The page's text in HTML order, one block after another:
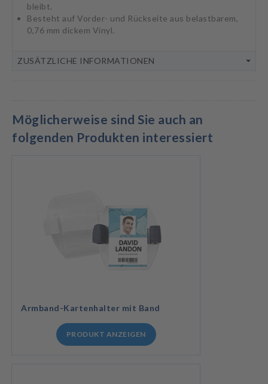
bleibt.
Besteht auf Vorder- und Rückseite aus belastbarem,
0,76 mm dickem Vinyl.
ZUSÄTZLICHE INFORMATIONEN
Möglicherweise sind Sie auch an
folgenden Produkten interessiert
Armband-Kartenhalter mit Band
PRODUKT ANZEIGEN